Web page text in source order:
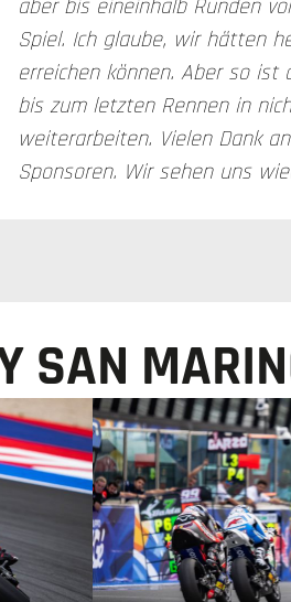
aber bis eineinhalb Runden
Spiel. Ich glaube, wir hätten
erreichen können. Aber so ist
bis zum letzten Rennen in
weiterarbeiten. Vielen Dank
Sponsoren. Wir sehen uns
SAN